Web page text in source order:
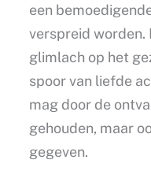
een
verspreid worden.
glimlach op het
spoor van liefde
mag door de
gehouden, maar
gegeven.